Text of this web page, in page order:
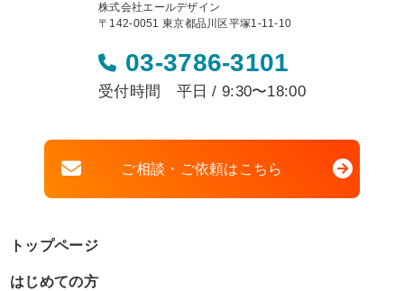
株式会社エールデザイン
〒142-0051 東京都品川区平塚1-11-10
03-3786-3101
受付時間 平日 / 9:30〜18:00
ご相談・ご依頼はこちら
トップページ
はじめての方